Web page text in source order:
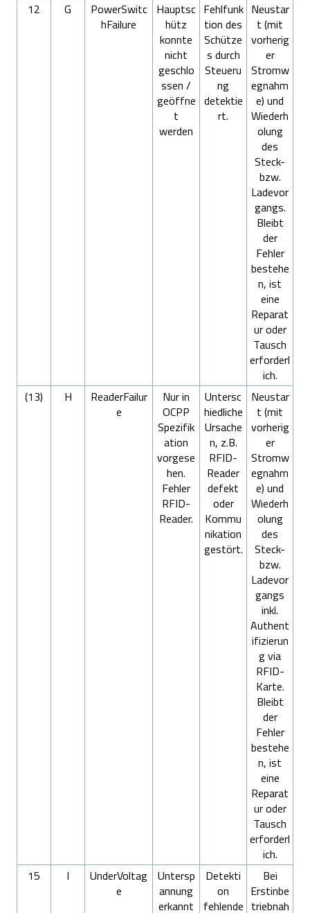
12
G
PowerSwitc
hFailure
Hauptsc
hütz
konnte
nicht
geschlo
ssen /
geöffne
t
werden
Fehlfunk
tion des
Schütze
s durch
Steueru
ng
detektie
rt.
Neustar
t (mit
vorherig
er
Stromw
egnahm
e) und
Wiederh
olung
des
Steck-
bzw.
Ladevor
gangs.
Bleibt
der
Fehler
bestehe
n, ist
eine
Reparat
ur oder
Tausch
erforderl
ich.
(13)
H
ReaderFailur
e
Nur in
OCPP
Spezifik
ation
vorgese
hen.
Fehler
RFID-
Reader.
Untersc
hiedliche
Ursache
n, z.B.
RFID-
Reader
defekt
oder
Kommu
nikation
gestört.
Neustar
t (mit
vorherig
er
Stromw
egnahm
e) und
Wiederh
olung
des
Steck-
bzw.
Ladevor
gangs
inkl.
Authent
ifizierun
g via
RFID-
Karte.
Bleibt
der
Fehler
bestehe
n, ist
eine
Reparat
ur oder
Tausch
erforderl
ich.
15
I
UnderVoltag
e
Untersp
annung
erkannt
Detekti
on
fehlende
Bei
Erstinbe
triebnah